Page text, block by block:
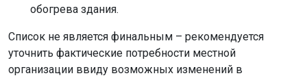
обогрева здания.
Список не является финальным – рекомендуется
уточнить фактические потребности местной
организации ввиду возможных изменений в